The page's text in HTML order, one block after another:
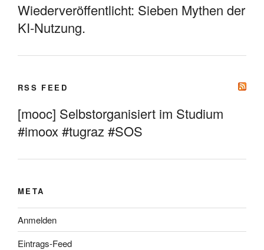
Wiederveröffentlicht: Sieben Mythen der
KI-Nutzung.
RSS FEED
[mooc] Selbstorganisiert im Studium
#imoox #tugraz #SOS
META
Anmelden
Eintrags-Feed